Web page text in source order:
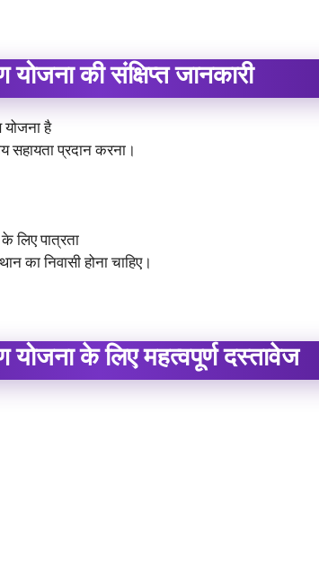
योजना की संक्षिप्त जानकारी
योजना है
सहायता प्रदान करना।
लिए पात्रता
का निवासी होना चाहिए।
योजना के लिए महत्वपूर्ण दस्तावेज